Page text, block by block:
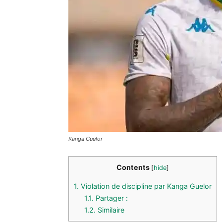
Kanga Guelor
Contents [hide]
1. Violation de discipline par Kanga Guelor
1.1. Partager :
1.2. Similaire